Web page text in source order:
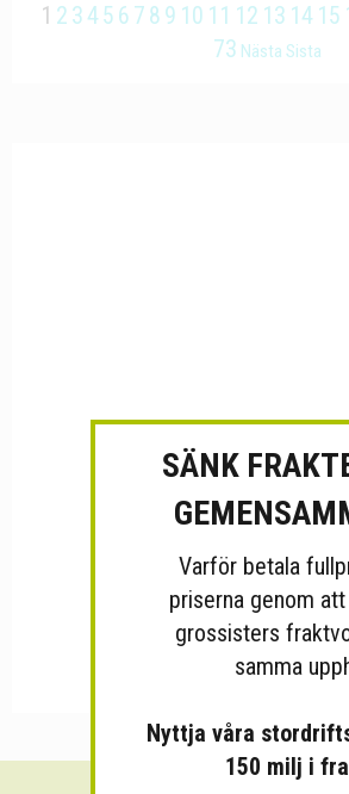
1 2 3 45 6 7 8 9 10 11 12 13 14 15
73 Nästa Sista
SÄNK
Varför betala
priserna genom
grossisters
samma
Nyttja våra
150 milj i